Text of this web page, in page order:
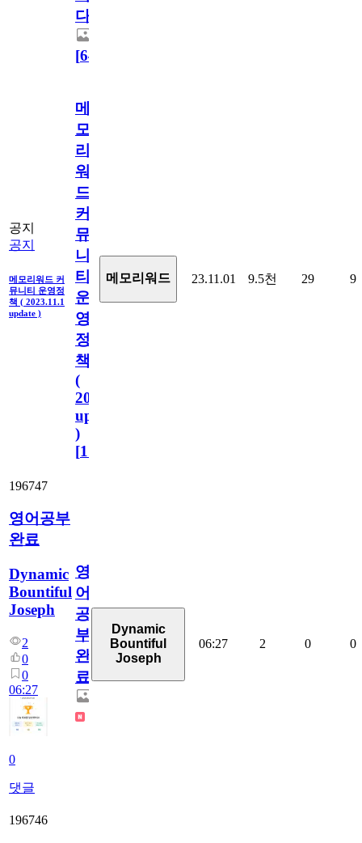
다.
[64
공지
공지
메모리워드 커
뮤니티 운영정
책 ( 2023.11.1
update )
메
모
리
워
드
커
뮤
니
티
운
영
정
책
(
2023.11.1
update
)
[110
메모리워드 23.11.01 9.5천 29 9
196747
영어공부
완료
Dynamic
Bountiful
Joseph
2
0
0
06:27
0
댓글
영
어
공
부
완
료
Dynamic
Bountiful
Joseph
06:27 2 0 0
196746